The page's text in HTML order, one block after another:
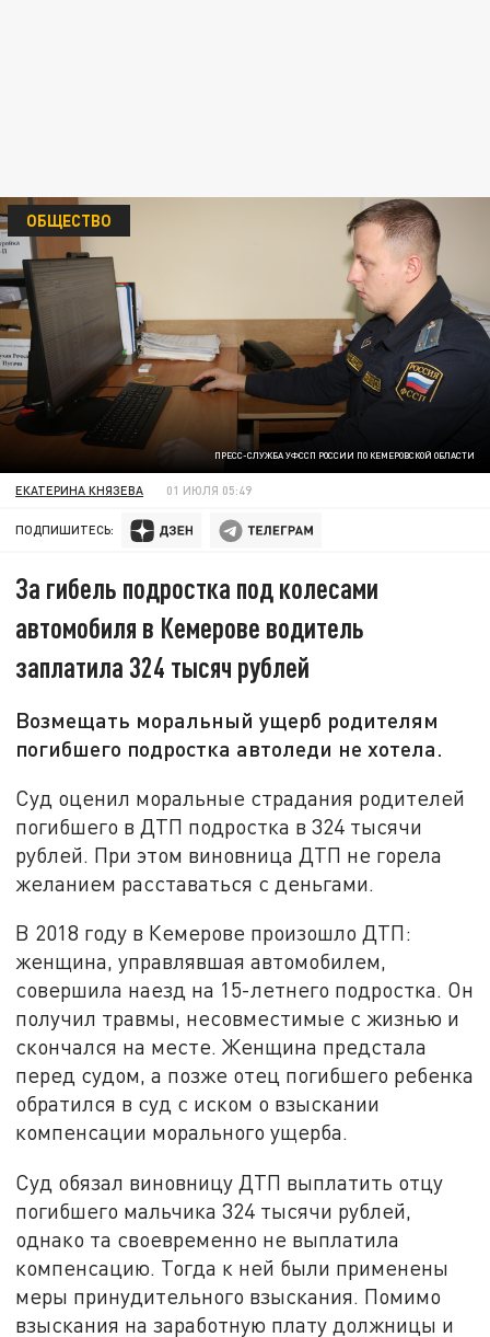
ПРЕСС-СЛУЖБА УФССП РОССИИ ПО КЕМЕРОВСКОЙ ОБЛАСТИ
ОБЩЕСТВО
ЕКАТЕРИНА КНЯЗЕВА 01 ИЮЛЯ 05:49
ПОДПИШИТЕСЬ:
За гибель подростка под колесами
автомобиля в Кемерове водитель
заплатила 324 тысяч рублей
Возмещать моральный ущерб родителям
погибшего подростка автоледи не хотела.
Суд оценил моральные страдания родителей
погибшего в ДТП подростка в 324 тысячи
рублей. При этом виновница ДТП не горела
желанием расставаться с деньгами.
В 2018 году в Кемерове произошло ДТП:
женщина, управлявшая автомобилем,
совершила наезд на 15-летнего подростка. Он
получил травмы, несовместимые с жизнью и
скончался на месте. Женщина предстала
перед судом, а позже отец погибшего ребенка
обратился в суд с иском о взыскании
компенсации морального ущерба.
Суд обязал виновницу ДТП выплатить отцу
погибшего мальчика 324 тысячи рублей,
однако та своевременно не выплатила
компенсацию. Тогда к ней были применены
меры принудительного взыскания. Помимо
взыскания на заработную плату должницы и